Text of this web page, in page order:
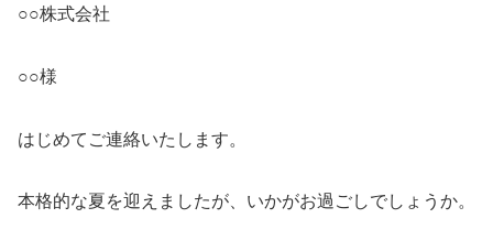
○○株式会社
○○様
はじめてご連絡いたします。
本格的な夏を迎えましたが、いかがお過ごしでしょうか。